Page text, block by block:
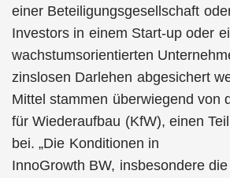
einer Beteiligungsgesellschaft
Investors in einem Start-up oder
wachstumsorientierten
zinslosen Darlehen abgesichert
Mittel stammen überwiegend von
für Wiederaufbau (KfW), einen
bei. „Die Konditionen in
InnoGrowth BW, insbesondere die